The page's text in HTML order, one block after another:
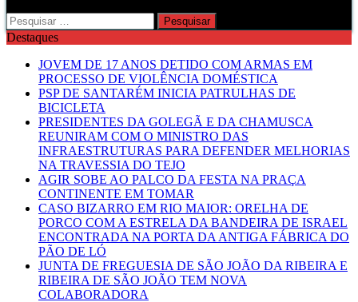
Pesquisar
por:
Destaques
JOVEM DE 17 ANOS DETIDO COM ARMAS EM
PROCESSO DE VIOLÊNCIA DOMÉSTICA
PSP DE SANTARÉM INICIA PATRULHAS DE
BICICLETA
PRESIDENTES DA GOLEGÃ E DA CHAMUSCA
REUNIRAM COM O MINISTRO DAS
INFRAESTRUTURAS PARA DEFENDER MELHORIAS
NA TRAVESSIA DO TEJO
AGIR SOBE AO PALCO DA FESTA NA PRAÇA
CONTINENTE EM TOMAR
CASO BIZARRO EM RIO MAIOR: ORELHA DE
PORCO COM A ESTRELA DA BANDEIRA DE ISRAEL
ENCONTRADA NA PORTA DA ANTIGA FÁBRICA DO
PÃO DE LÓ
JUNTA DE FREGUESIA DE SÃO JOÃO DA RIBEIRA E
RIBEIRA DE SÃO JOÃO TEM NOVA
COLABORADORA